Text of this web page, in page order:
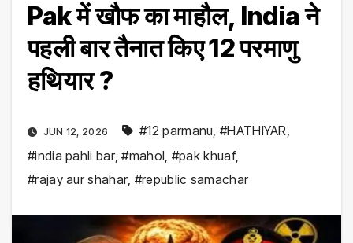
Pak में खौफ का माहौल, India ने
पहली बार तैनात किए 12 परमाणु
हथियार ?
JUN 12, 2026 #12 parmanu,#HATHIYAR,
#india pahli bar,#mahol, #pak khuaf,
#rajay aur shahar, #republic samachar